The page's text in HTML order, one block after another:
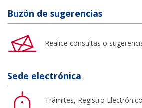
Buzón de sugerencias
Realice consultas o
Sede electrónica
Trámites, Registro